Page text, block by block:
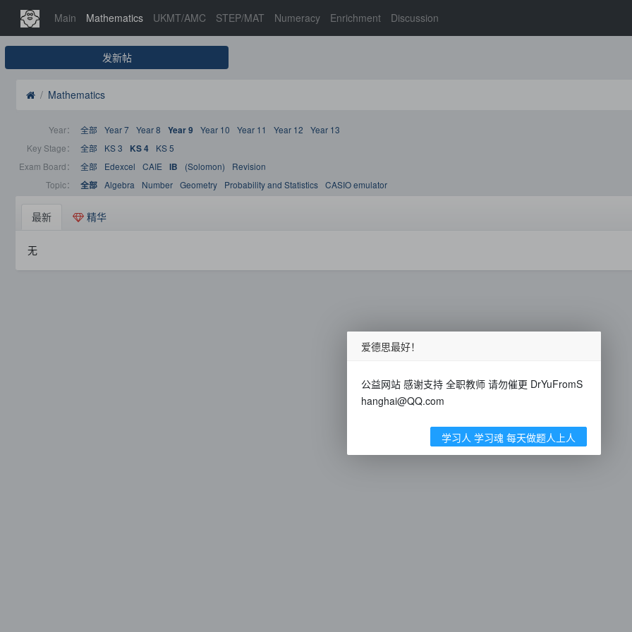
Main Mathematics UKMT/AMC STEP/MAT Numeracy Enrichment Discussion
发新帖
Mathematics
Year： 全部 Year 7 Year 8 Year 9 Year 10 Year 11 Year 12
Year 13
Key Stage：
全部 KS 3 KS 4
KS 5
Exam Board：
全部 Edexcel CAIE IB (Solomon)
Revision
Topic：
全部 Algebra Number Geometry Probability and Statistics CASIO emulator
最新 精华
无
爱德思最好！
公益网站 感谢支持 全职教师 请勿催更 DrYuFromS
hanghai@QQ.com
学习人 学习魂 每天做题人上人